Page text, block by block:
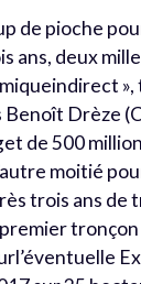
de pioche
ans, deux
»,
Drèze
de 500
moitié
trois ans de
tronçon